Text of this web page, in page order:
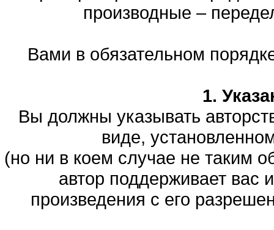
производные –
Вами в обязательном
1.
Вы должны указывать
виде,
(но ни в коем случае не таким
автор поддерживает вас
произведения с его